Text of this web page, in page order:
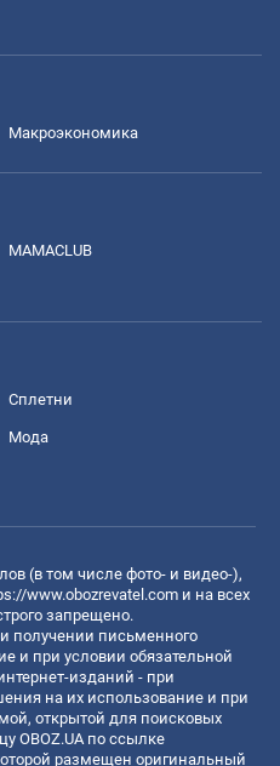
Mакроэкономика
MAMACLUB
Сплетни
Мода
(в том числе фото- и видео-),
www.obozrevatel.com и на всех
запрещено.
получении письменного
и при условии обязательной
изданий - при
на их использование и при
открытой для поисковых
OBOZ.UA по ссылке
размещен оригинальный